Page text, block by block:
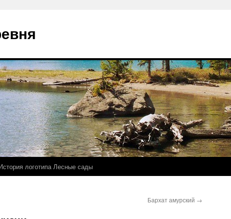
логотипа Лесные сады
Бархат амурский →